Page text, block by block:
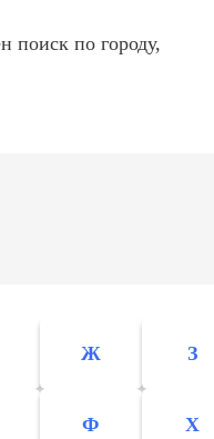
поиск по городу,
Ж З
Ф Х